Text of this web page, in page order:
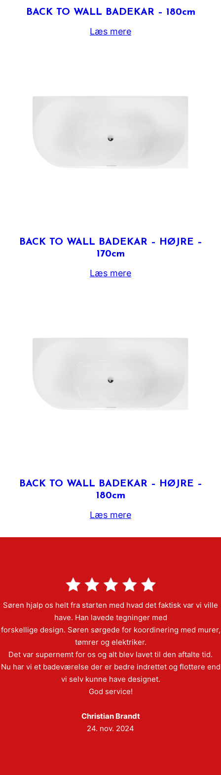
BACK TO WALL BADEKAR – 180cm
Læs mere
BACK TO WALL BADEKAR – HØJRE –
170cm
Læs mere
BACK TO WALL BADEKAR – HØJRE –
180cm
Læs mere
Søren hjalp os helt fra starten med hvad det faktisk var vi ville
have. Han lavede tegninger med
forskellige design. Søren sørgede for koordinering med murer,
tømrer og elektriker.
Det var supernemt for os og alt blev lavet til den aftalte tid.
Nu har vi et badeværelse der er bedre indrettet og flottere end
vi selv kunne have designet.
God service!
Christian Brandt
24. nov. 2024